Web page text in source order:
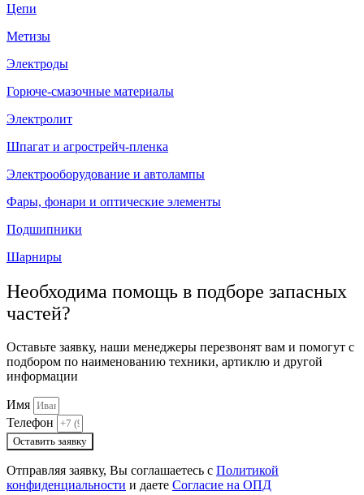
Цепи
Метизы
Электроды
Горюче-смазочные материалы
Электролит
Шпагат и агрострейч-пленка
Электрооборудование и автолампы
Фары, фонари и оптические элементы
Подшипники
Шарниры
Необходима помощь в подборе запасных
частей?
Оставьте заявку, наши менеджеры перезвонят вам и помогут с
подбором по наименованию техники, артиклю и другой
информации
Имя
Телефон
Оставить заявку
Отправляя заявку, Вы соглашаетесь с Политикой
конфиденциальности и даете Согласие на ОПД